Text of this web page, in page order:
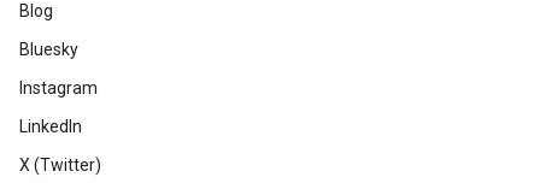
Blog
Bluesky
Instagram
LinkedIn
X (Twitter)